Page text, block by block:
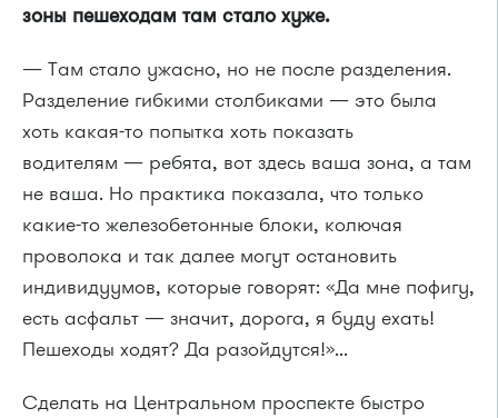
зоны пешеходам там стало хуже.
— Там стало ужасно, но не после разделения.
Разделение гибкими столбиками — это была
хоть какая-то попытка хоть показать
водителям — ребята, вот здесь ваша зона, а там
не ваша. Но практика показала, что только
какие-то железобетонные блоки, колючая
проволока и так далее могут остановить
индивидуумов, которые говорят: «Да мне пофигу,
есть асфальт — значит, дорога, я буду ехать!
Пешеходы ходят? Да разойдутся!»...
Сделать на Центральном проспекте быстро